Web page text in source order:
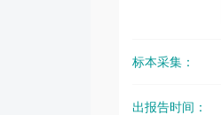
标本采集：
出报告时间：